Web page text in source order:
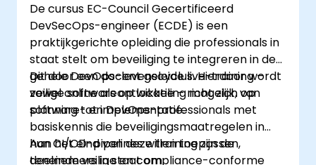
De cursus EC-Council Gecertificeerd
DevSecOps-engineer (ECDE) is een
praktijkgerichte opleiding die professionals in
staat stelt om beveiliging te integreren in de
gehele DevOps-levenscyclus. Hierdoor wordt
veilige softwareontwikkeling mogelijk, van
planning tot implementatie.
Dit door een docent geleide live-training –
zowel online als op locatie – richt zich op
software- en DevOps-professionals met
basiskennis die beveiligingsmaatregelen in
hun CI/CD-pipelines willen toepassen,
teneinde veilige en compliance-conforme
Aan het eind van deze training zijn de
deelnemers in staat om: